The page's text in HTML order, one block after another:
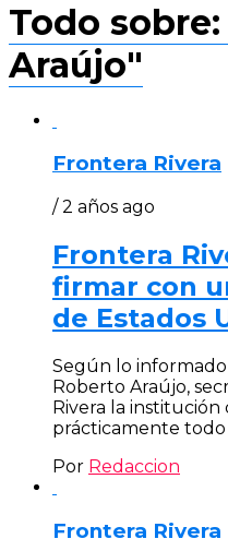
Todo
Araújo"
Frontera Rivera
/ 2 años ago
Frontera
firmar con
de Estados
Según lo
Roberto Araújo,
Rivera la
prácticamente todo
Por Redaccion
Frontera Rivera